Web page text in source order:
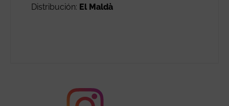
Distribución: El Maldà